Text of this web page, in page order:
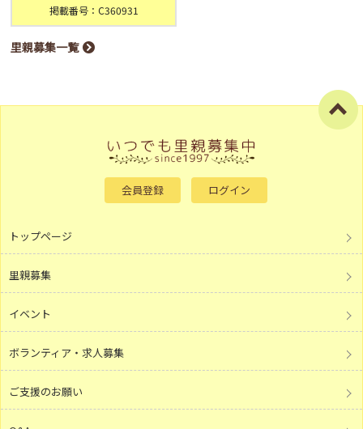
掲載番号：C360931
里親募集一覧
会員登録 ログイン
トップページ
里親募集
イベント
ボランティア・求人募集
ご支援のお願い